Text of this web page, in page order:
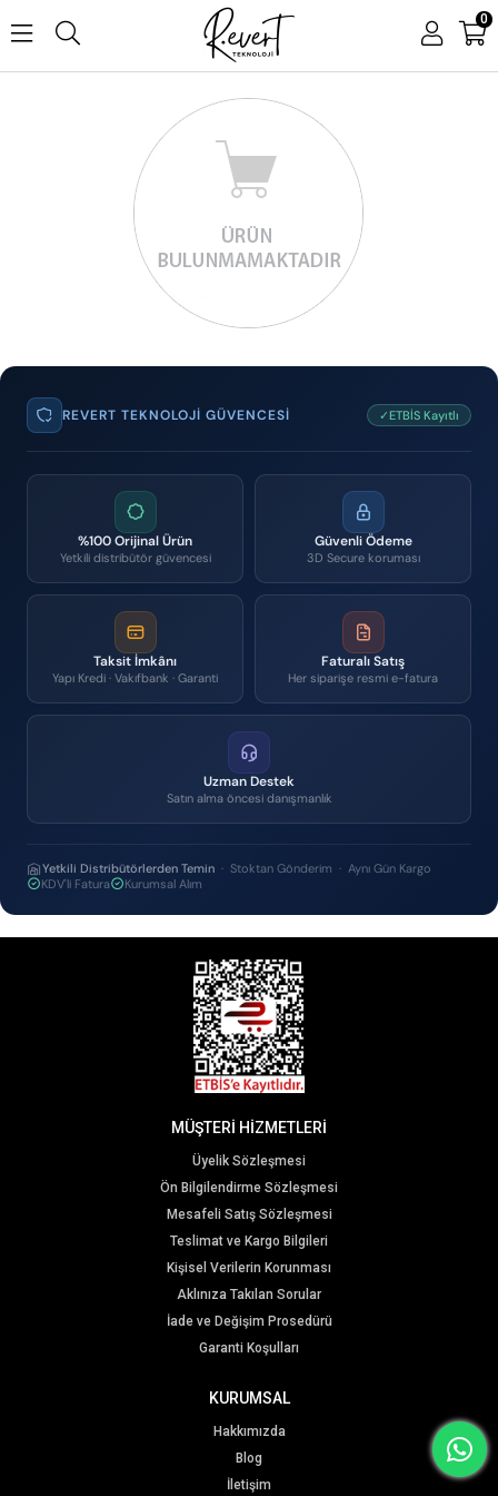
0
REVERT TEKNOLOJI GÜVENCESI ✓ETBİS Kayıtlı
%100 Orijinal Ürün
Yetkili distribütör güvencesi
Güvenli Ödeme
3D Secure koruması
Taksit İmkânı
Yapı Kredi · Vakıfbank · Garanti
Faturalı Satış
Her siparişe resmi e-fatura
Uzman Destek
Satın alma öncesi danışmanlık
Yetkili Distribütörlerden Temin · Stoktan Gönderim · Aynı Gün Kargo
KDV'li Fatura
Kurumsal Alım
MÜŞTERİ HİZMETLERİ
Üyelik Sözleşmesi
Ön Bilgilendirme Sözleşmesi
Mesafeli Satış Sözleşmesi
Teslimat ve Kargo Bilgileri
Kişisel Verilerin Korunması
Aklınıza Takılan Sorular
İade ve Değişim Prosedürü
Garanti Koşulları
KURUMSAL
Hakkımızda
Blog
İletişim